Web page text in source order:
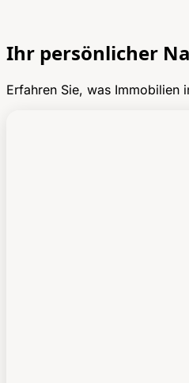
Ihr persönlicher
Erfahren Sie, was Immobilien